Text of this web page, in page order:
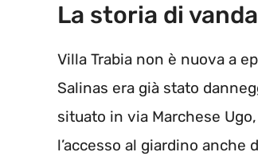
La storia di
Villa Trabia non è nuova a
Salinas era già stato
situato in via Marchese
l’accesso al giardino